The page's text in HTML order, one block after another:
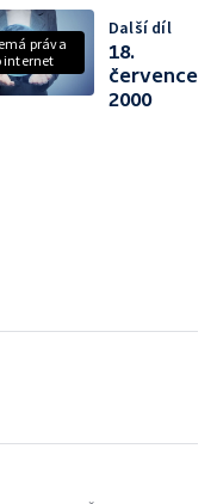
práva
internet
Další díl
18.
července
2000